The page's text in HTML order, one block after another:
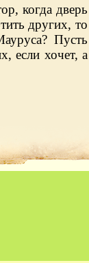
когда дверь
других, то
Пусть
если хочет, а